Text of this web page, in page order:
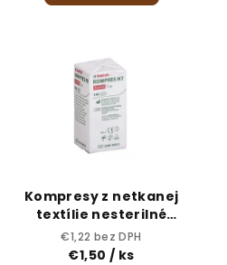
Kompresy z netkanej
textílie nesterilné
Batist - 5x5
€1,22 bez DPH
€1,50 / ks